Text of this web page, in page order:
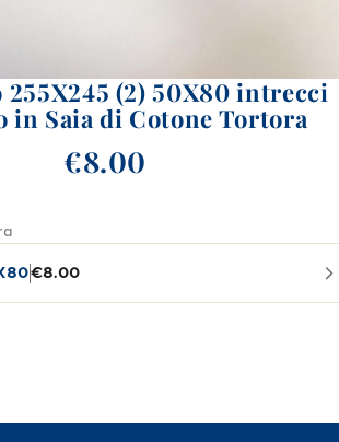
(2) 50X80 intrecci
in Saia di Cotone Tortora
€8.00
€8.00